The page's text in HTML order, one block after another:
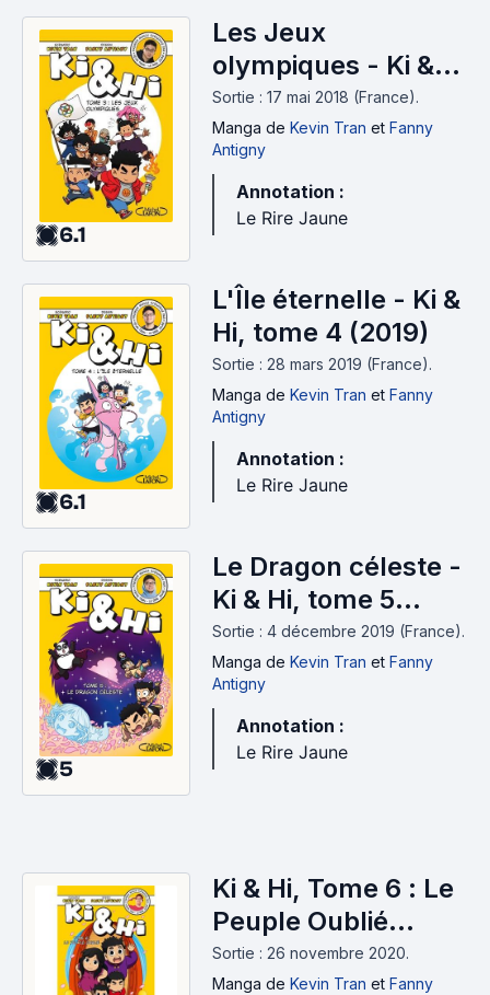
6.1
Les Jeux
olympiques - Ki &
Hi, tome 3 (2018)
Sortie : 17 mai 2018 (France).
Manga de Kevin Tran et Fanny
Antigny
Annotation :
Le Rire Jaune
6.1
L'Île éternelle - Ki &
Hi, tome 4 (2019)
Sortie : 28 mars 2019 (France).
Manga de Kevin Tran et Fanny
Antigny
Annotation :
Le Rire Jaune
5
Le Dragon céleste -
Ki & Hi, tome 5
(2019)
Sortie : 4 décembre 2019 (France).
Manga de Kevin Tran et Fanny
Antigny
Annotation :
Le Rire Jaune
Ki & Hi, Tome 6 : Le
Peuple Oublié
(2020)
Sortie : 26 novembre 2020.
Manga de Kevin Tran et Fanny